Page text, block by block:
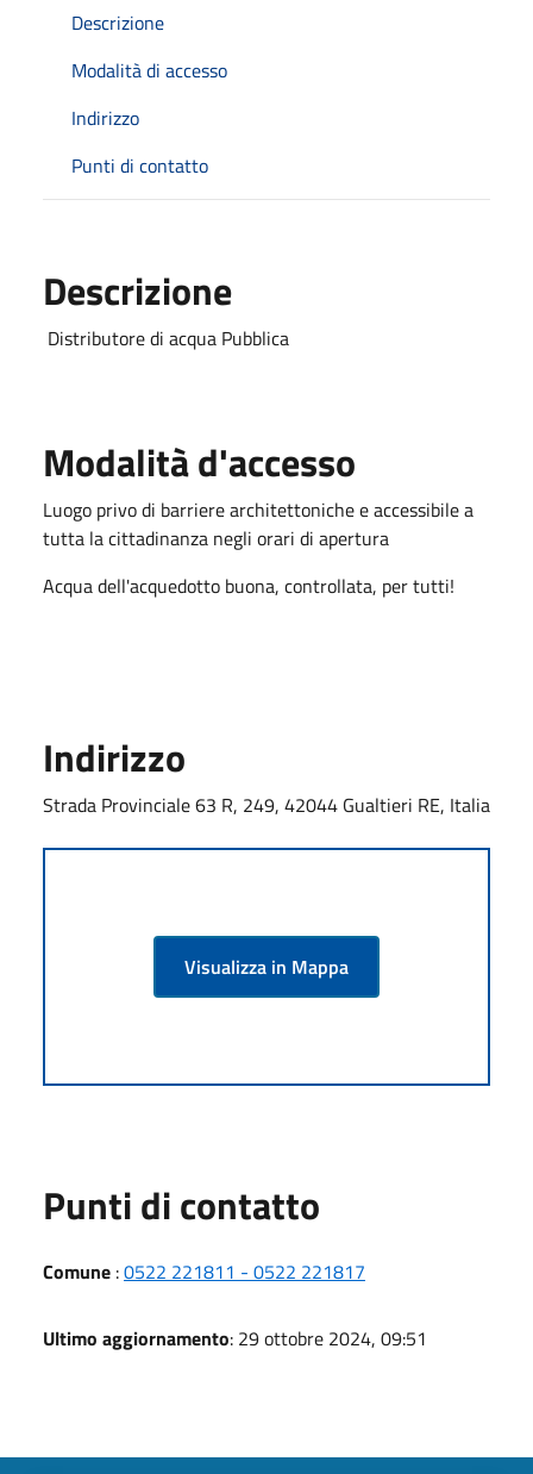
Descrizione
Modalità di accesso
Indirizzo
Punti di contatto
Descrizione
Distributore di acqua Pubblica
Modalità d'accesso
Luogo privo di barriere architettoniche e accessibile a
tutta la cittadinanza negli orari di apertura
Acqua dell'acquedotto buona, controllata, per tutti!
Indirizzo
Strada Provinciale 63 R, 249, 42044 Gualtieri RE, Italia
Visualizza in Mappa
Punti di contatto
Comune :0522 221811 - 0522 221817
Ultimo aggiornamento: 29 ottobre 2024, 09:51